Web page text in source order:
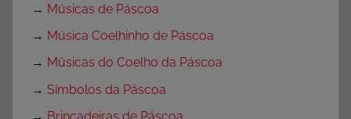
→ Músicas de Páscoa
→ Música Coelhinho de Páscoa
→ Músicas do Coelho da Páscoa
→ Símbolos da Páscoa